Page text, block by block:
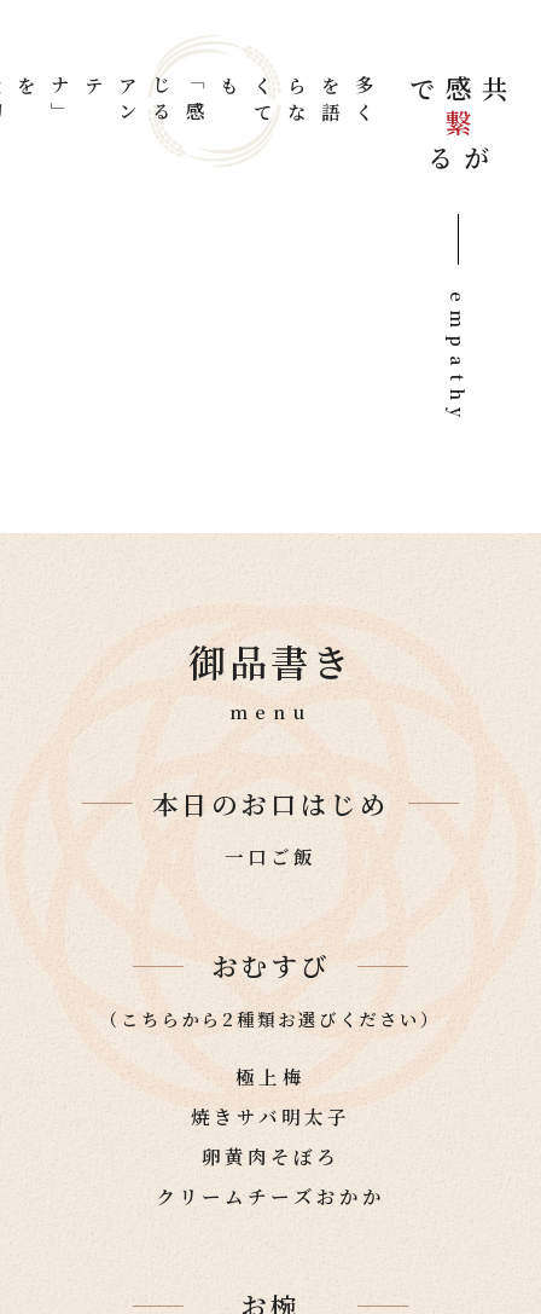
多
く
を
語
ら
な
く
て
も「
感
じ
る
ア
ン
テナ
」
を
共感で
繋
がる
empathy
御品書き
menu
本日のお口はじめ
一口ご飯
おむすび
（こちらから2種類お選びください）
極上梅
焼きサバ明太子
卵黄肉そぼろ
クリームチーズおかか
お椀